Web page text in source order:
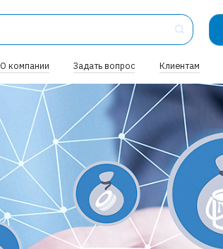
О компании Задать вопрос Клиентам